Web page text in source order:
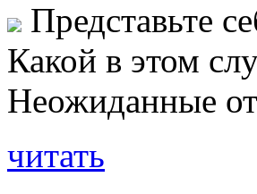
Представьте
Какой в этом
Неожиданные
читать